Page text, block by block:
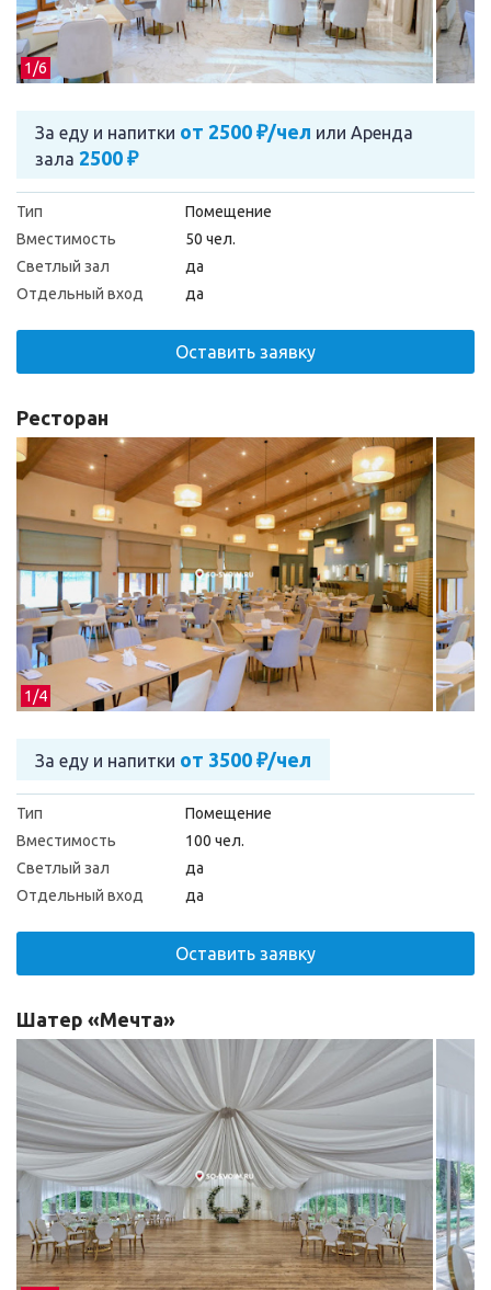
1/6
За еду и напитки от 2500 ₽/чел или Аренда
зала 2500 ₽
Тип
Помещение
Вместимость
50 чел.
Светлый зал
да
Отдельный вход
да
Оставить заявку
1/4
Ресторан
За еду и напитки от 3500 ₽/чел
Тип
Помещение
Вместимость
100 чел.
Светлый зал
да
Отдельный вход
да
Оставить заявку
Шатер «Мечта»